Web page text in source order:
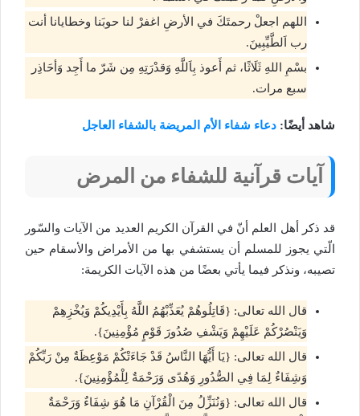
اللهم اجعلْ رحمتَكَ في الأرضِ اغفرْ لنا حوبَنا وخطايانا أنت
رب اَلطَّيِّبِينَ.
بسْمِ اللهِ ثَلَاثًا، ثم أَعوذ بِاَللَّهِ وَقدْرَتِهِ مِن شَرّ ما أَجِد وَأحَاذِر
سبع مرات.
شاهد أيضًا: دعاء شفاء الأم المريضة بالشفاء العاجل
آيات قرآنية للشفاء من المرض
قد ذكر أهل العلم أنّ في القرآن الكريم العديد من الآيات والسّور
الّتي يجوز للمسلم أن يستشفي بها من الأمراض والأسقام حين
تصيبه، ونذكر فيما يأتي بعضًا من هذه الآيات الكريمة:
قال الله تعالى: {قَاتِلُوهُمْ يُعَذِّبْهُمُ اللَّهُ بِأَيْدِيكُمْ وَيُخْزِهِمْ
وَيَنْصُرْكُمْ عَلَيْهِمْ وَيَشْفِ صُدُورَ قَوْمٍ مُؤْمِنِينَ}.
قال الله تعالى: {يَا أَيُّهَا النَّاسُ قَدْ جَاءَتْكُمْ مَوْعِظَةٌ مِنْ رَبِّكُمْ
وَشِفَاءٌ لِمَا فِي الصُّدُورِ وَهُدًى وَرَحْمَةٌ لِلْمُؤْمِنِينَ}.
قال الله تعالى: {وَنُنَزِّلُ مِنَ الْقُرْآنِ مَا هُوَ شِفَاءٌ وَرَحْمَةٌ